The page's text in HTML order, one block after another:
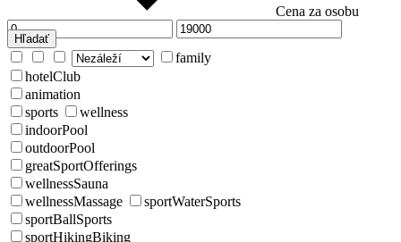
Cena za osobu
Hľadať
family
hotelClub
animation
sports
wellness
indoorPool
outdoorPool
greatSportOfferings
wellnessSauna
wellnessMassage
sportWaterSports
sportBallSports
sportHikingBiking